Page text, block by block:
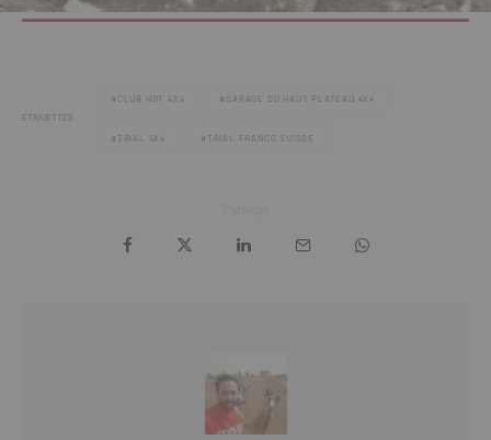
ÉTIQUETTES
CLUB HDT 4X4 GARAGE DU HAUT PLATEAU 4X4
TRIAL 4X4 TRIAL FRANCO SUISSE